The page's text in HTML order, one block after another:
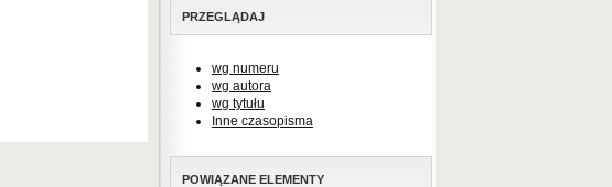
PRZEGLĄDAJ
wg numeru
wg autora
wg tytułu
Inne czasopisma
POWIĄZANE ELEMENTY